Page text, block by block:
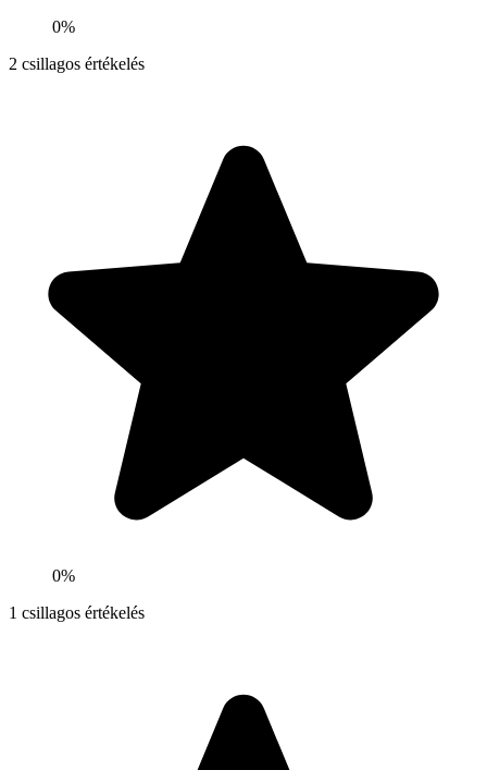
0%
2 csillagos értékelés
0%
1 csillagos értékelés